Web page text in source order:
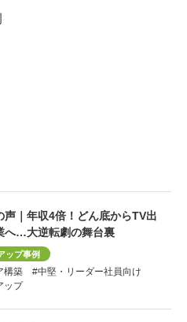
声｜年収4倍！どん底からTV出
へ…大逆転劇の舞台裏
ップ事例
構築
#中堅・リーダー社員向け
ップ